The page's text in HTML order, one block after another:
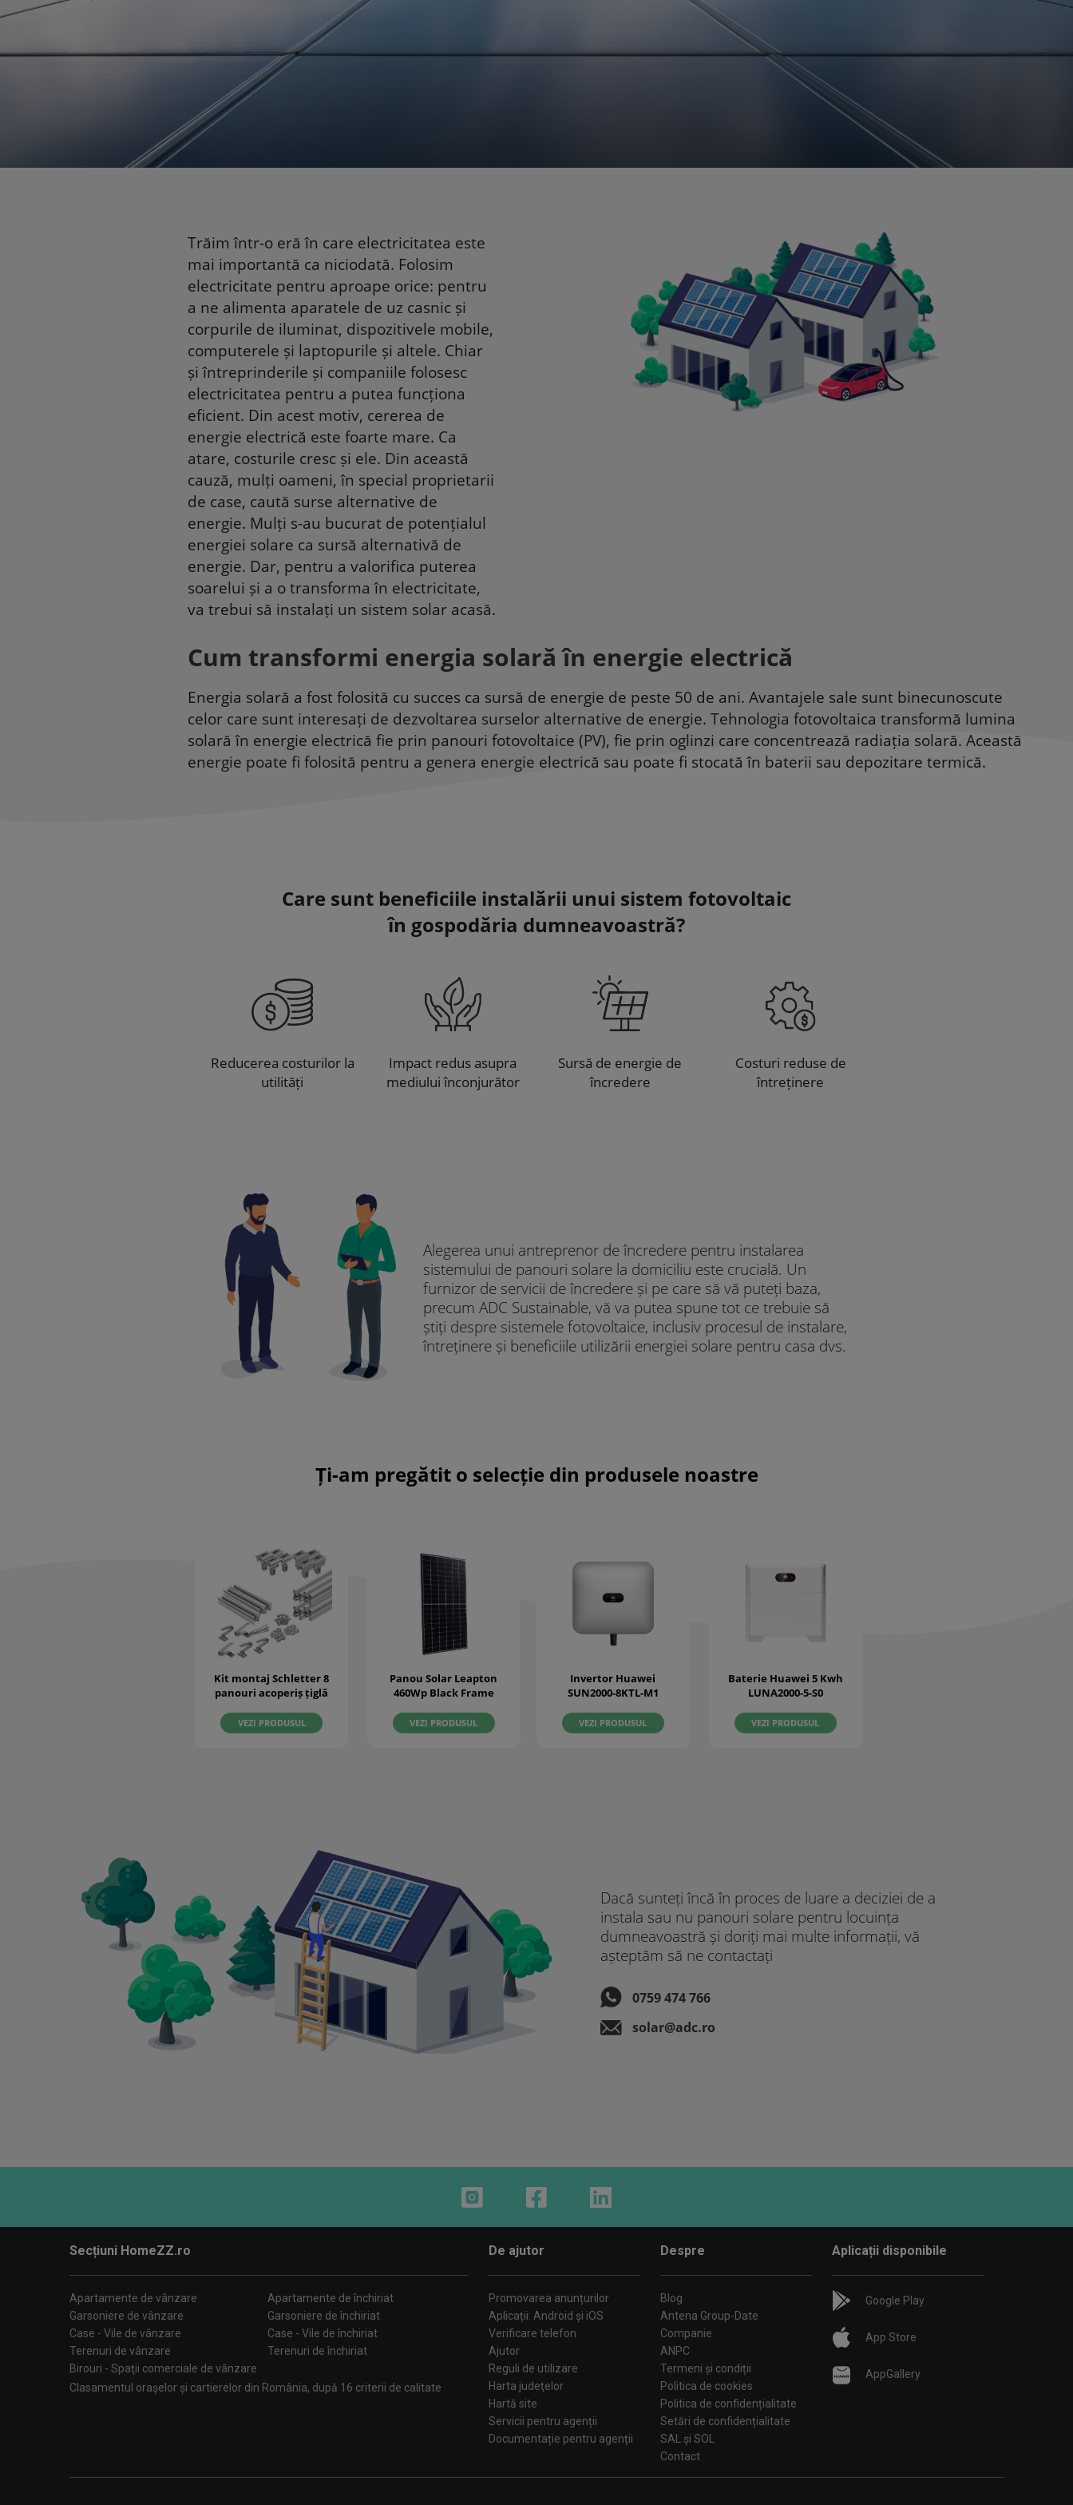
Trăim într-o eră în care electricitatea este
mai importantă ca niciodată. Folosim
electricitate pentru aproape orice: pentru
a ne alimenta aparatele de uz casnic și
corpurile de iluminat, dispozitivele mobile,
computerele și laptopurile și altele. Chiar
și întreprinderile și companiile folosesc
electricitatea pentru a putea funcționa
eficient. Din acest motiv, cererea de
energie electrică este foarte mare. Ca
atare, costurile cresc și ele. Din această
cauză, mulți oameni, în special proprietarii
de case, caută surse alternative de
energie. Mulți s-au bucurat de potențialul
energiei solare ca sursă alternativă de
energie. Dar, pentru a valorifica puterea
soarelui și a o transforma în electricitate,
va trebui să instalați un sistem solar acasă.
Cum transformi energia solară în energie electrică
Energia solară a fost folosită cu succes ca sursă de energie de peste 50 de ani. Avantajele sale sunt binecunoscute
celor care sunt interesați de dezvoltarea surselor alternative de energie. Tehnologia fotovoltaica transformă lumina
solară în energie electrică fie prin panouri fotovoltaice (PV), fie prin oglinzi care concentrează radiația solară. Această
energie poate fi folosită pentru a genera energie electrică sau poate fi stocată în baterii sau depozitare termică.
Care sunt beneficiile instalării unui sistem fotovoltaic
în gospodăria dumneavoastră?
Reducerea costurilor la
utilități
Impact redus asupra
mediului înconjurător
Sursă de energie de
încredere
Costuri reduse de
întreținere
Alegerea unui antreprenor de încredere pentru instalarea
sistemului de panouri solare la domiciliu este crucială. Un
furnizor de servicii de încredere și pe care să vă puteți baza,
precum ADC Sustainable, vă va putea spune tot ce trebuie să
știți despre sistemele fotovoltaice, inclusiv procesul de instalare,
întreținere și beneficiile utilizării energiei solare pentru casa dvs.
Ți-am pregătit o selecție din produsele noastre
Kit montaj Schletter 8
panouri acoperiș țiglă
VEZI PRODUSUL
Panou Solar Leapton
460Wp Black Frame
VEZI PRODUSUL
Invertor Huawei
SUN2000-8KTL-M1
VEZI PRODUSUL
Baterie Huawei 5 Kwh
LUNA2000-5-S0
VEZI PRODUSUL
Dacă sunteți încă în proces de luare a deciziei de a
instala sau nu panouri solare pentru locuința
dumneavoastră și doriți mai multe informații, vă
așteptăm să ne contactați
0759 474 766
solar@adc.ro
Instagram Facebook
Secțiuni HomeZZ.ro
Apartamente de vânzare
Garsoniere de vânzare
Case - Vile de vânzare
Terenuri de vânzare
Birouri - Spaţii comerciale de vânzare
Apartamente de închiriat
Garsoniere de închiriat
Case - Vile de închiriat
Terenuri de închiriat
Clasamentul orașelor și cartierelor din România, după 16 criterii de calitate
De ajutor
Promovarea anunțurilor
Aplicații: Android și iOS
Verificare telefon
Ajutor
Reguli de utilizare
Harta judeţelor
Hartă site
Servicii pentru agenții
Documentație pentru agenții
Despre
Blog
Antena Group-Date
Companie
ANPC
Termeni și condiții
Politica de cookies
Politica de confidențialitate
Setări de confidențialitate
SAL și SOL
Contact
Aplicații disponibile
Google Play
App Store
AppGallery